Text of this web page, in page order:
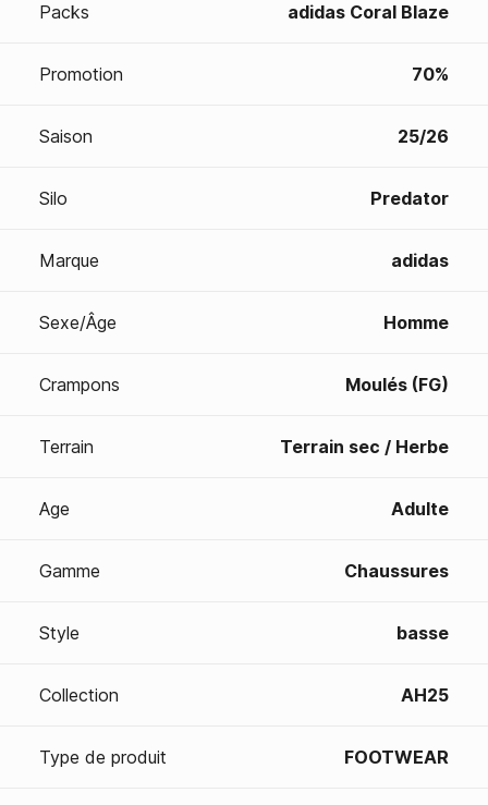
Packs adidas Coral Blaze
Promotion 70%
Saison 25/26
Silo Predator
Marque adidas
Sexe/Âge Homme
Crampons Moulés (FG)
Terrain Terrain sec / Herbe
Age Adulte
Gamme Chaussures
Style basse
Collection AH25
Type de produit FOOTWEAR